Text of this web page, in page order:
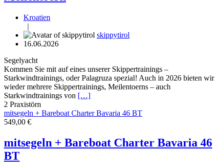
Kroatien
|
skippytirol
16.06.2026
Segelyacht
Kommen Sie mit auf eines unserer Skippertrainings –
Starkwindtrainings, oder Palagruza spezial! Auch in 2026 bieten wir
wieder mehrere Skippertrainings, Meilentoerns – auch
Starkwindtrainings von […]
2 Praxistörn
mitsegeln + Bareboat Charter Bavaria 46 BT
549,00 €
mitsegeln + Bareboat Charter Bavaria 46
BT